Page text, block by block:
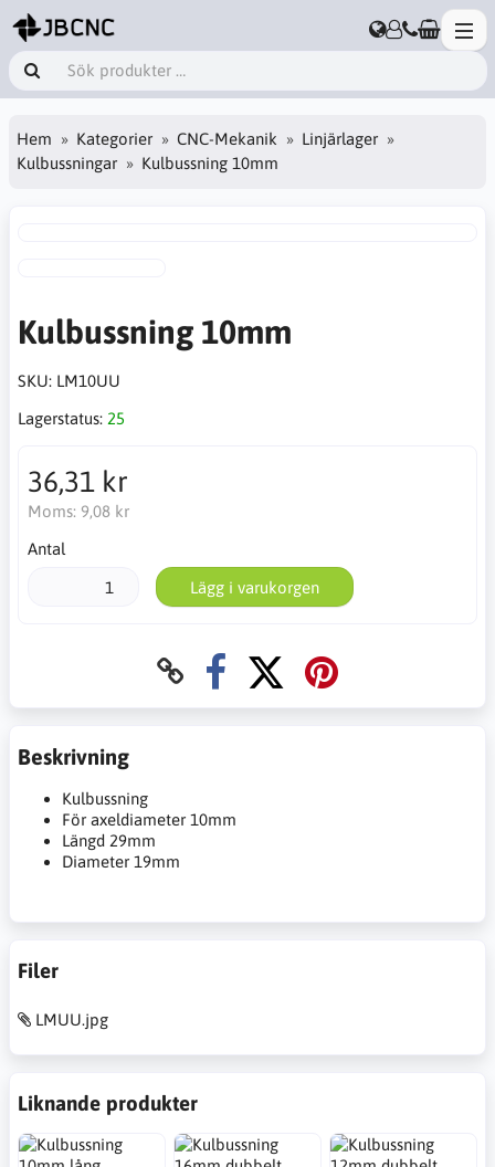
Hem Kategorier CNC-Mekanik
Linjärlager
Kulbussningar
Kulbussning 10mm
Kulbussning 10mm
SKU: LM10UU
Lagerstatus: 25
36,31 kr
Moms: 9,08 kr
Antal
Lägg i varukorgen
Beskrivning
Kulbussning
För axeldiameter 10mm
Längd 29mm
Diameter 19mm
Filer
LMUU.jpg
Liknande produkter